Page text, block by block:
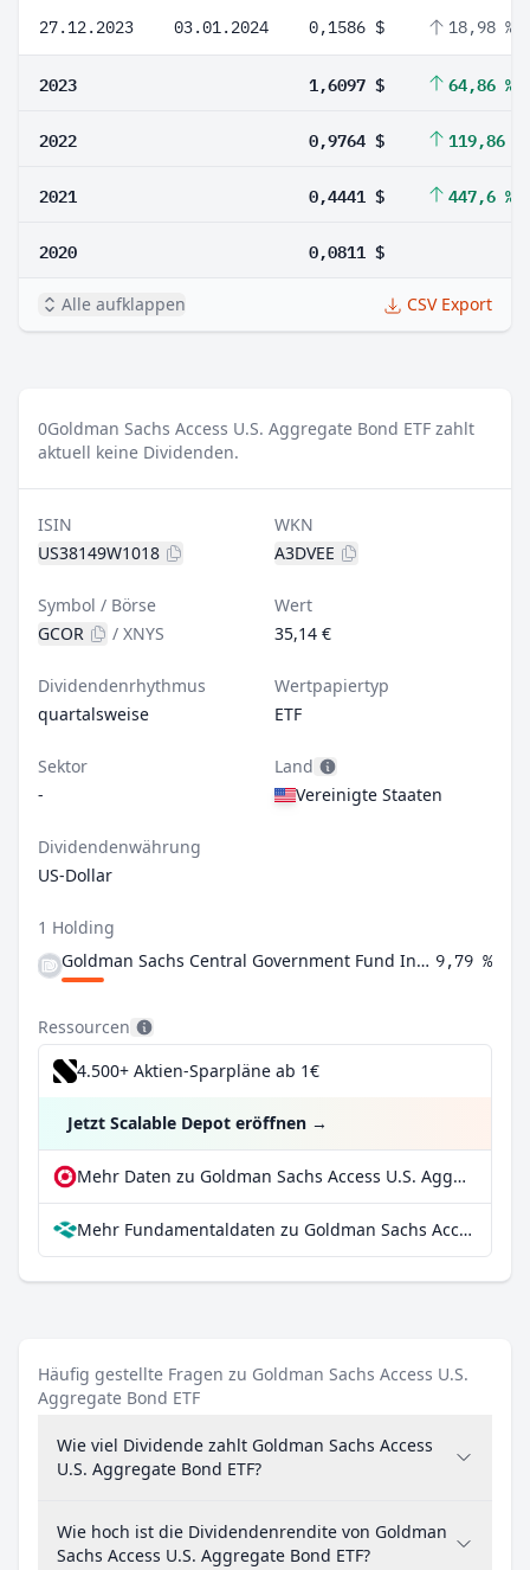
27.12.2023 03.01.2024 0,1586 $ 18,98 %
2023 1,6097 $ 64,86 %
2022 0,9764 $ 119,86 %
2021 0,4441 $ 447,6 %
2020 0,0811 $
Alle aufklappen CSV Export
0Goldman Sachs Access U.S. Aggregate Bond ETF zahlt
aktuell keine Dividenden.
ISIN
US38149W1018
WKN
A3DVEE
Symbol / Börse
GCOR
/ XNYS
Wert
35,14 €
Dividendenrhythmus
quartalsweise
Wertpapiertyp
ETF
Sektor
-
Land
Vereinigte Staaten
Dividendenwährung
US-Dollar
1 Holding
Goldman Sachs Central Government Fund Institutional Shares 9,79 %
Ressourcen
4.500+ Aktien-Sparpläne ab 1€
Jetzt Scalable Depot eröffnen →
Mehr Daten zu Goldman Sachs Access U.S. Aggregate Bond ETF bei extraETF
Mehr Fundamentaldaten zu Goldman Sachs Access U.S. Aggregate Bond ETF bei Parqet
Häufig gestellte Fragen zu Goldman Sachs Access U.S.
Aggregate Bond ETF
Wie viel Dividende zahlt Goldman Sachs Access
U.S. Aggregate Bond ETF?
Wie hoch ist die Dividendenrendite von Goldman
Sachs Access U.S. Aggregate Bond ETF?